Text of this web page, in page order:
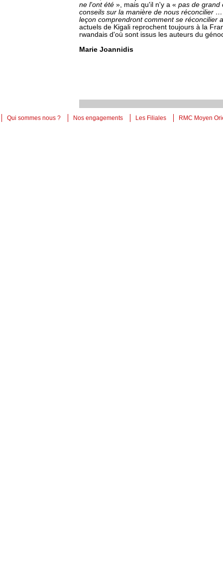
ne l'ont été », mais qu'il n'y a « pas de grand
conseils sur la manière de nous réconcilier
leçon comprendront comment se réconcilier
actuels de Kigali reprochent toujours à la
rwandais d'où sont issus les auteurs du
Marie Joannidis
Qui sommes nous ? Nos engagements Les Filiales RMC Moyen